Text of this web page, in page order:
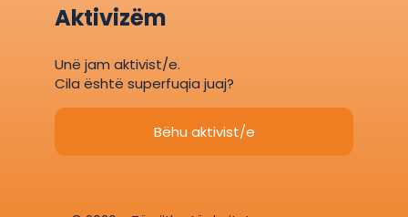
Aktivizëm
Unë jam aktivist/e.
Cila është superfuqia juaj?
Bëhu aktivist/e